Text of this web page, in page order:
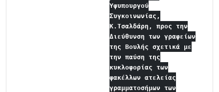
Υφυπουργού
Συγκοινωνίας,
Κ.Τσαλδάρη, προς την
Διεύθυνση των γραφείων
της Βουλής σχετικά με
την παύση της
κυκλοφορίας των
φακέλλων ατελείας
γραμματοσήμων των